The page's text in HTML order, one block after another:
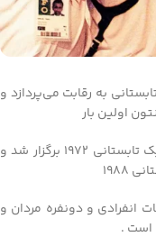
به رقابت می‌پردازد و
اولین بار
به عنوان یک ورزش نمایشی در بازی های المپیک تابستانی 1972 برگزار شد و
تابستانی 1992، مسابقات انفرادی و دونفره مردان و
است .